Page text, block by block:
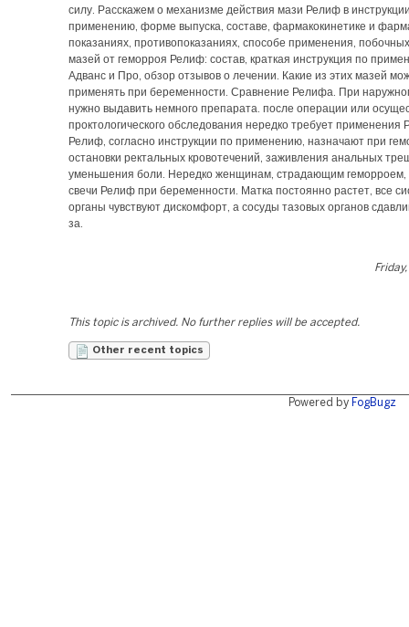
силу. Расскажем о механизме действия мази Релиф в
применению, форме выпуска, составе, фармакокинетике и
показаниях, противопоказаниях, способе применения,
мазей от геморроя Релиф: состав, краткая инструкция по
Адванс и Про, обзор отзывов о лечении. Какие из этих мазей
применять при беременности. Сравнение Релифа. При
нужно выдавить немного препарата. после операции или
проктологического обследования нередко требует применения
Релиф, согласно инструкции по применению, назначают при
остановки ректальных кровотечений, заживления анальных
уменьшения боли. Нередко женщинам, страдающим геморроем,
свечи Релиф при беременности. Матка постоянно растет, все
органы чувствуют дискомфорт, а сосуды тазовых органов
за.
This topic is archived. No further replies will be accepted.
Other recent topics
Powered by FogBugz